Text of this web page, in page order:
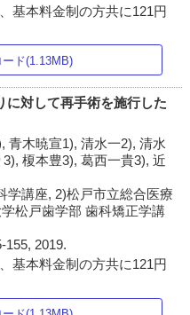
基本料金制の方共に121円
ド(1.13MB)
に対して再手術を施行した
青木暁宣1), 清水一2), 清水
榎本豊3), 葛西一貴3), 近
学講座, 2)松戸市立総合医療
松戸歯学部 歯科矯正学講
155, 2019.
基本料金制の方共に121円